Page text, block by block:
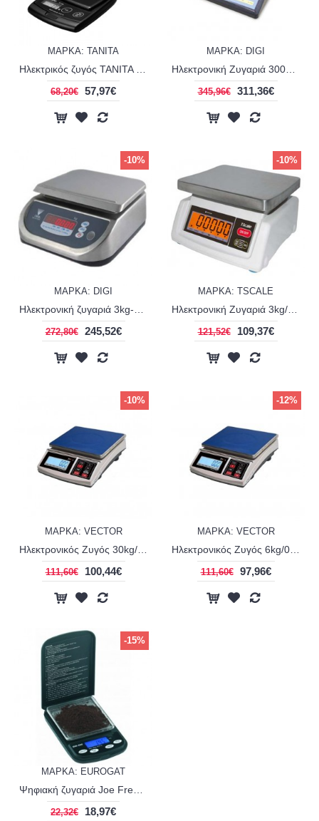
ΜΑΡΚΑ: TANITA
68,20€ 57,97€
ΜΑΡΚΑ: DIGI
345,96€ 311,36€
-10%
ΜΑΡΚΑ: DIGI
272,80€ 245,52€
-10%
ΜΑΡΚΑ: TSCALE
121,52€ 109,37€
-10%
ΜΑΡΚΑ: VECTOR
111,60€ 100,44€
-12%
ΜΑΡΚΑ: VECTOR
111,60€ 97,96€
-15%
ΜΑΡΚΑ: EUROGAT
22,32€ 18,97€